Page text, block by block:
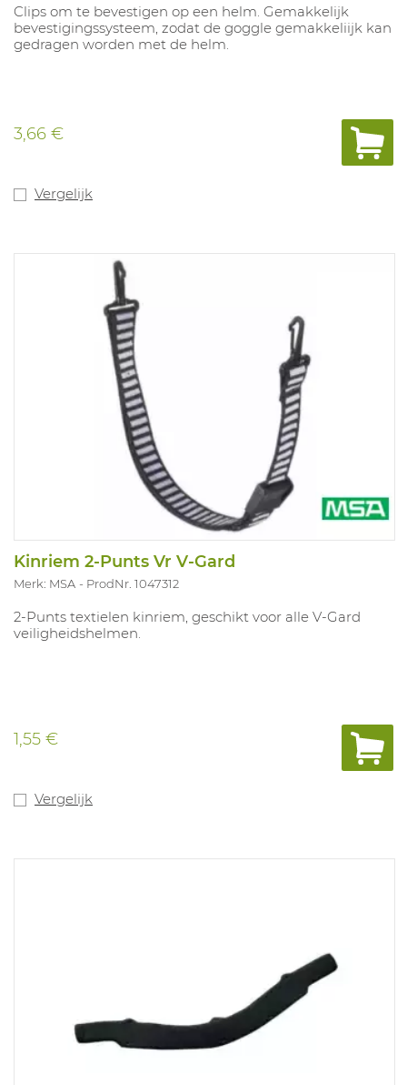
Clips om te bevestigen op een helm. Gemakkelijk
bevestigingssysteem, zodat de goggle gemakkeliijk kan
gedragen worden met de helm.
3,66 €
Vergelijk
Kinriem 2-Punts Vr V-Gard
Merk: MSA ProdNr. 1047312
2-Punts textielen kinriem, geschikt voor alle V-Gard
veiligheidshelmen.
1,55 €
Vergelijk